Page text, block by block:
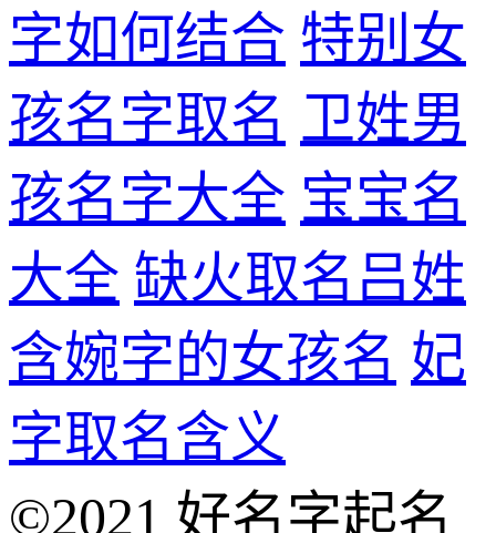
字如何结合 特别女
孩名字取名 卫姓男
孩名字大全 宝宝名
大全 缺火取名吕姓
含婉字的女孩名 妃
字取名含义
©2021 好名字起名